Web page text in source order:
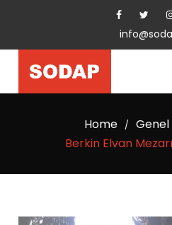
Home /
Berkin Elvan